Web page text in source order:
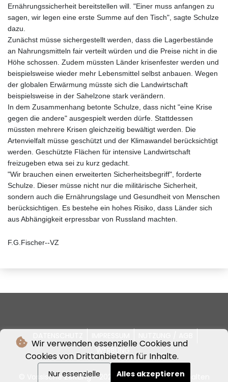
Wir verwenden essenzielle Cookies und
Cookies von Drittanbietern für Inhalte.
Nur essenzielle Alles akzeptieren
Ernährungssicherheit bereitstellen will. "Einer muss anfangen zu
sagen, wir legen eine erste Summe auf den Tisch", sagte Schulze
dazu.
Zunächst müsse sichergestellt werden, dass die Lagerbestände
an Nahrungsmitteln fair verteilt würden und die Preise nicht in die
Höhe schossen. Zudem müssten Länder krisenfester werden und
beispielsweise wieder mehr Lebensmittel selbst anbauen. Wegen
der globalen Erwärmung müsste sich die Landwirtschaft
beispielsweise in der Sahelzone stark verändern.
In dem Zusammenhang betonte Schulze, dass nicht "eine Krise
gegen die andere" ausgespielt werden dürfe. Stattdessen
müssten mehrere Krisen gleichzeitig bewältigt werden. Die
Artenvielfalt müsse geschützt und der Klimawandel berücksichtigt
werden. Geschützte Flächen für intensive Landwirtschaft
freizugeben etwa sei zu kurz gedacht.
"Wir brauchen einen erweiterten Sicherheitsbegriff", forderte
Schulze. Dieser müsse nicht nur die militärische Sicherheit,
sondern auch die Ernährungslage und Gesundheit von Menschen
berücksichtigen. Es bestehe ein hohes Risiko, dass Länder sich
aus Abhängigkeit erpressbar von Russland machten.
F.G.Fischer--VZ
WERBUNG
© Vossische Zeitung - 2026 - Alle Rechte vorbehalten